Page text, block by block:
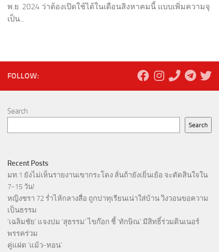
พ.ย. 2024 ว่าต้องเปิดใช้ได้ในเดือนสิงหาคมนี้ แบบเพิ่มความจุ
เป็น...
FOLLOW:
Search
Search
Recent Posts
มท.1 ยังไม่เห็นรายงานเขากระโดง ลั่นถ้ายังเยิ่นเย้อ จะตัดสินใจใน
7-15 วัน!
หญิงชรา 72 ร่ำไห้กลางสื่อ ถูกปาทุเรียนเน่าใส่บ้าน วิงวอนขอความ
เป็นธรรม
‘เฉลิมชัย’ แจงปม ‘สุธรรม’ ไขก๊อก ชี้ ‘ทักษิณ’ มีสิทธิ์ร่วมดินเนอร์
พรรคร่วม
คู่แฝด ‘แม้ว-ทอน’